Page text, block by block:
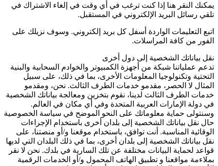
يمكنك النقر هنا إذا كنت ترغب في أي وقت في إلغاء الاشتراك في
تلقي رسائل البريد الإلكتروني في المستقبل.
اتبع التعليمات الواردة أسفل كل بريد إلكتروني. وسوف نزيلك على
الفور من كافة المراسلات.
نقل بياناتك الشخصية إلى دول أخرى
تدعم عملياتنا شبكة من أجهزة الكمبيوتر والخوادم السحابية والبنية
التحتية وتكنولوجيا المعلومات الأخرى، بما في ذلك، على سبيل
المثال لا الحصر، مقدمو خدمات الطرف الثالث. نحن، ومقدمو
خدمات الطرف الثالث لدينا، نقوم بتخزين ومعالجة بياناتك الشخصية
في دولة الإمارات العربية المتحدة وفي أي مكان في العالم.
وسنتولى حماية معلوماتك على النحو الموضح في سياسة الخصوصية
حال نقل بياناتك الشخصية إلى بلدان أخرى باستخدام الإجراءات
الوقائية المناسبة. أنت توافق، باستخدام موقعنا و/أو منصتنا، على
نقل بياناتك الشخصية إلى بلدان أخرى، بما في ذلك البلدان التي لديها
قواعد لحماية البيانات مختلفة عن تلك السارية في بلدك. نحن لا نقر
بملاءمة مواقعنا و تطبيق الهاتف المحمول و/أو الخدمات الرقمية